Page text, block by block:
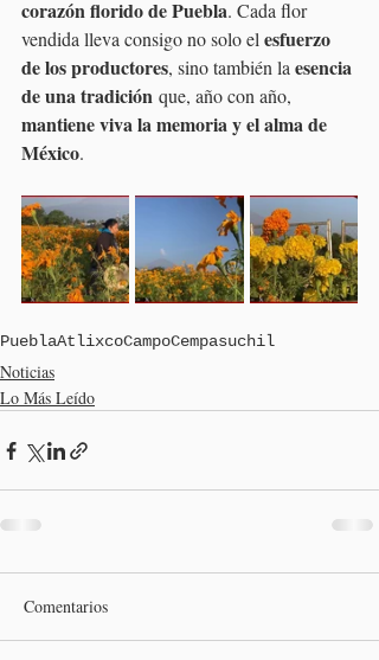
corazón florido de Puebla. Cada flor
vendida lleva consigo no solo el esfuerzo
de los productores, sino también la esencia
de una tradición que, año con año,
mantiene viva la memoria y el alma de
México.
PueblaAtlixcoCampoCempasuchil
Noticias
Lo Más Leído
Comentarios